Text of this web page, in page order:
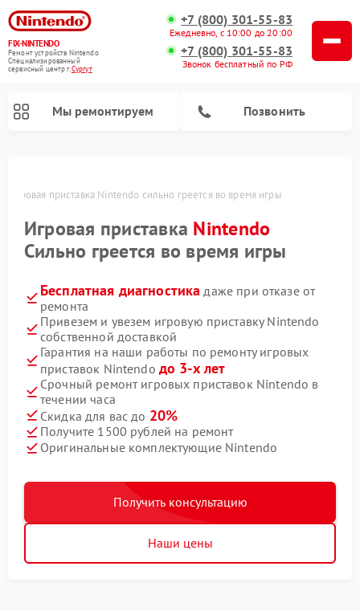
FIX-NINTENDO
Ремонт устройств Nintendo
Специализированный
cервисный центр г.Сургут
+7 (800) 301-55-83
Ежедневно, с 10:00 до 20:00
+7 (800) 301-55-83
Звонок бесплатный по РФ
Мы ремонтируем Позвонить
Игровая приставка Nintendo сильно греется во время игры
Игровая приставка Nintendo
Сильно греется во время игры
Бесплатная диагностика даже при отказе от
ремонта
Привезем и увезем игровую приставку Nintendo
собственной доставкой
Гарантия на наши работы по ремонту игровых
приставок Nintendo до 3-х лет
Срочный ремонт игровых приставок Nintendo в
течении часа
Скидка для вас до 20%
Получите 1500 рублей на ремонт
Оригинальные комплектующие Nintendo
Получить консультацию
Наши цены